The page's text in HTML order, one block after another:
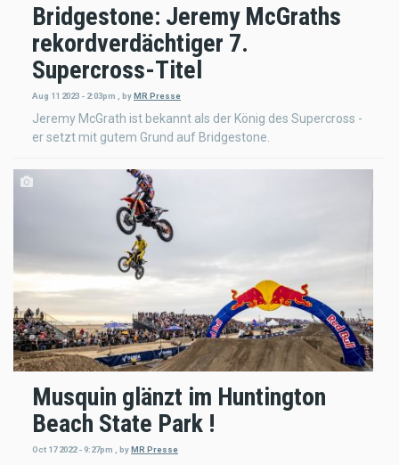
Bridgestone: Jeremy McGraths
rekordverdächtiger 7.
Supercross-Titel
Aug 11 2023 - 2:03pm byMR Presse
Jeremy McGrath ist bekannt als der König des Supercross -
er setzt mit gutem Grund auf Bridgestone.
Musquin glänzt im Huntington
Beach State Park !
Oct 17 2022 - 9:27pm byMR Presse